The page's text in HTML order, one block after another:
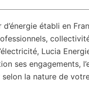
établi en
Lucia
ses engagements,
la nature de